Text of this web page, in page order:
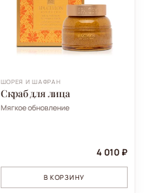
ШОРЕЯ И ШАФРАН
Скраб для лица
Мягкое обновление
4 010 ₽
В КОРЗИНУ